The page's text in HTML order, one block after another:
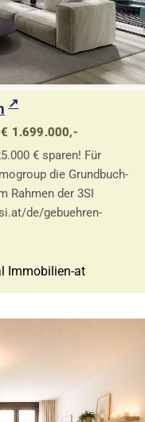
1.699.000,-
€ sparen! Für
die Grundbuch-
Rahmen der 3SI
de/gebuehren-
Immobilien-at